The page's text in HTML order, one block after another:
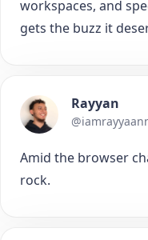
workspaces, and
gets the buzz it
Rayyan
Amid the browser
rock.